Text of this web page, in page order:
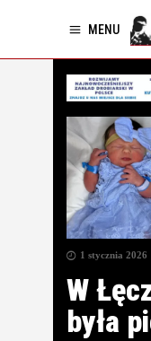
MENU
1 stycznia 2026
W
była